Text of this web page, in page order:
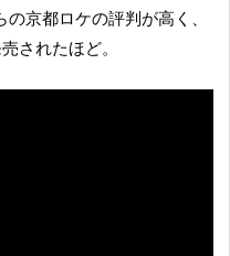
京都ロケの評判が高く、
されたほど。